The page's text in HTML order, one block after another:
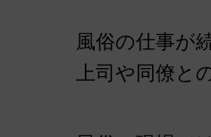
風俗の仕事が
上司や同僚と